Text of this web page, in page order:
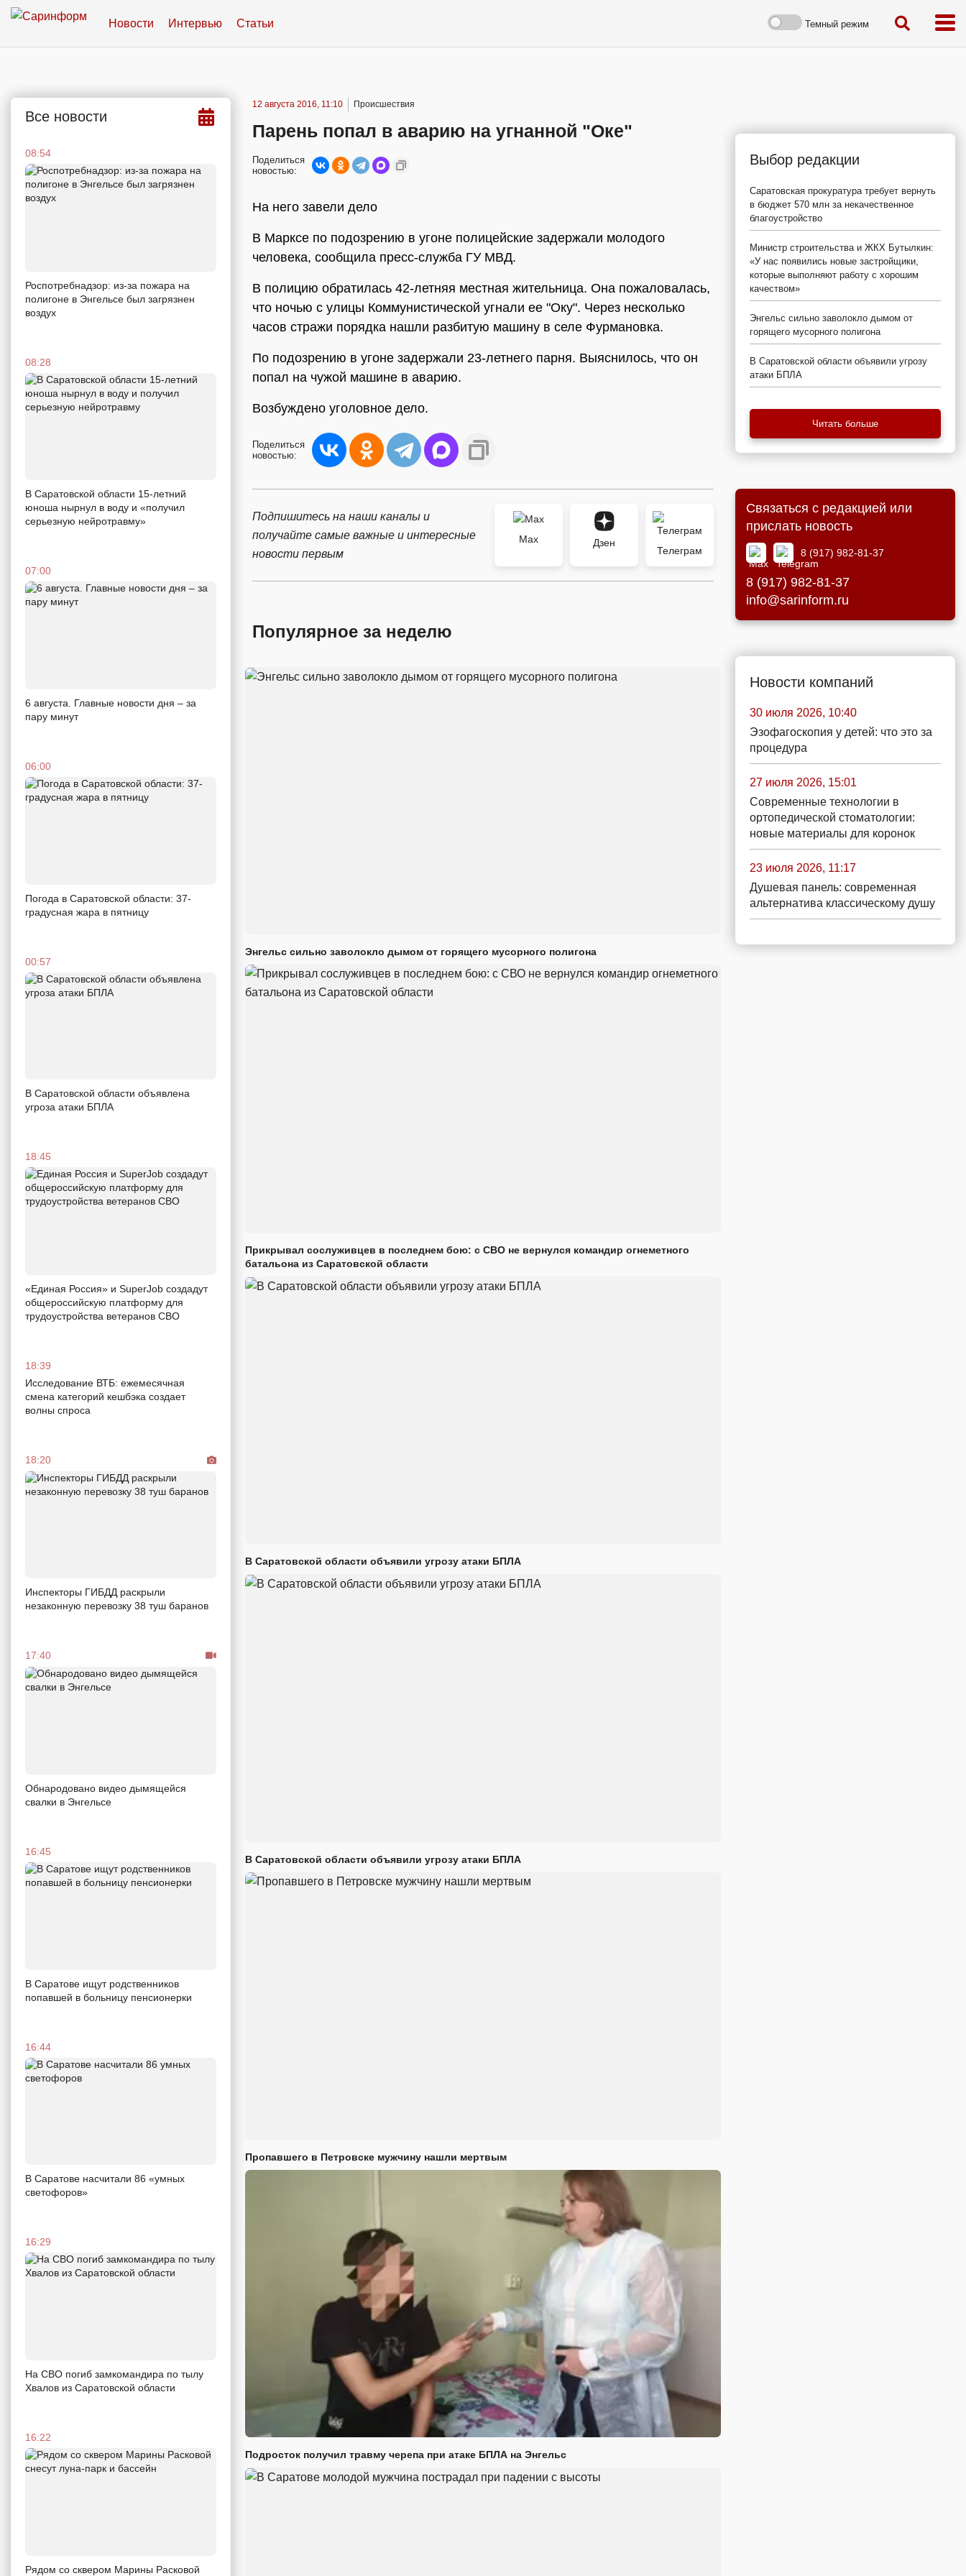
Новости Интервью Статьи Темный режим
Все новости
08:54
Роспотребнадзор: из-за пожара на
полигоне в Энгельсе был загрязнен
воздух
08:28
В Саратовской области 15-летний
юноша нырнул в воду и «получил
серьезную нейротравму»
07:00
6 августа. Главные новости дня – за
пару минут
06:00
Погода в Саратовской области: 37-
градусная жара в пятницу
00:57
В Саратовской области объявлена
угроза атаки БПЛА
18:45
«Единая Россия» и SuperJob создадут
общероссийскую платформу для
трудоустройства ветеранов СВО
18:39
Исследование ВТБ: ежемесячная
смена категорий кешбэка создает
волны спроса
18:20
Инспекторы ГИБДД раскрыли
незаконную перевозку 38 туш баранов
17:40
Обнародовано видео дымящейся
свалки в Энгельсе
16:45
В Саратове ищут родственников
попавшей в больницу пенсионерки
16:44
В Саратове насчитали 86 «умных
светофоров»
16:29
На СВО погиб замкомандира по тылу
Хвалов из Саратовской области
16:22
Рядом со сквером Марины Расковой
12 августа 2016, 11:10 Происшествия
Парень попал в аварию на угнанной "Оке"
Поделиться
новостью:
На него завели дело
В Марксе по подозрению в угоне полицейские задержали молодого
человека, сообщила пресс-служба ГУ МВД.
В полицию обратилась 42-летняя местная жительница. Она пожаловалась,
что ночью с улицы Коммунистической угнали ее "Оку". Через несколько
часов стражи порядка нашли разбитую машину в селе Фурмановка.
По подозрению в угоне задержали 23-летнего парня. Выяснилось, что он
попал на чужой машине в аварию.
Возбуждено уголовное дело.
Поделиться
новостью:
Подпишитесь на наши каналы и
получайте самые важные и интересные
новости первым
Max Дзен
Телеграм
Популярное за неделю
Энгельс сильно заволокло дымом от горящего мусорного полигона
Прикрывал сослуживцев в последнем бою: с СВО не вернулся командир огнеметного
батальона из Саратовской области
В Саратовской области объявили угрозу атаки БПЛА
В Саратовской области объявили угрозу атаки БПЛА
Пропавшего в Петровске мужчину нашли мертвым
Подросток получил травму черепа при атаке БПЛА на Энгельс
Выбор редакции
Саратовская прокуратура требует вернуть
в бюджет 570 млн за некачественное
благоустройство
Министр строительства и ЖКХ Бутылкин:
«У нас появились новые застройщики,
которые выполняют работу с хорошим
качеством»
Энгельс сильно заволокло дымом от
горящего мусорного полигона
В Саратовской области объявили угрозу
атаки БПЛА
Читать больше
Связаться с редакцией или
прислать новость
8 (917) 982-81-37
8 (917) 982-81-37
info@sarinform.ru
Новости компаний
30 июля 2026, 10:40
Эзофагоскопия у детей: что это за
процедура
27 июля 2026, 15:01
Современные технологии в
ортопедической стоматологии:
новые материалы для коронок
23 июля 2026, 11:17
Душевая панель: современная
альтернатива классическому душу